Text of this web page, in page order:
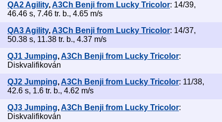
QA2 Agility,A3Ch Benji from Lucky Tricolor: 14/39,
46.46 s, 7.46 tr. b., 4.65 m/s
QA3 Agility, A3Ch Benji from Lucky Tricolor: 14/37,
50.38 s, 11.38 tr. b., 4.37 m/s
QJ1 Jumping,A3Ch Benji from Lucky Tricolor:
Diskvalifikován
QJ2 Jumping, A3Ch Benji from Lucky Tricolor: 11/38,
42.6 s, 1.6 tr. b., 4.62 m/s
QJ3 Jumping,A3Ch Benji from Lucky Tricolor:
Diskvalifikován